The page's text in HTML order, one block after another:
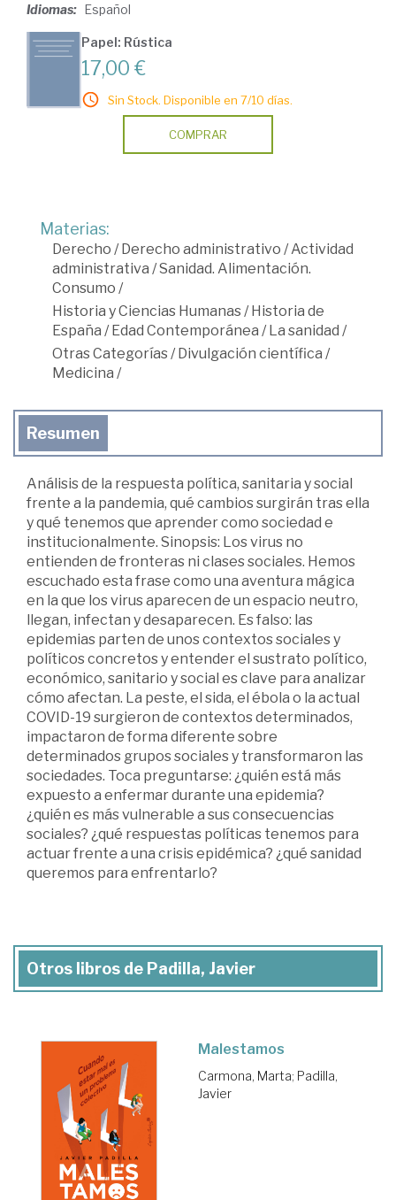
Idiomas: Español
Papel: Rústica
17,00 €
Sin Stock. Disponible en 7/10 días.
COMPRAR
Materias:
Derecho /Derecho administrativo /Actividad
administrativa /Sanidad. Alimentación.
Consumo /
Historia y Ciencias Humanas/Historia de
España /Edad Contemporánea /La sanidad /
Otras Categorías/Divulgación científica /
Medicina /
Resumen
Análisis de la respuesta política, sanitaria y social
frente a la pandemia, qué cambios surgirán tras ella
y qué tenemos que aprender como sociedad e
institucionalmente. Sinopsis: Los virus no
entienden de fronteras ni clases sociales. Hemos
escuchado esta frase como una aventura mágica
en la que los virus aparecen de un espacio neutro,
llegan, infectan y desaparecen. Es falso: las
epidemias parten de unos contextos sociales y
políticos concretos y entender el sustrato político,
económico, sanitario y social es clave para analizar
cómo afectan. La peste, el sida, el ébola o la actual
COVID-19 surgieron de contextos determinados,
impactaron de forma diferente sobre
determinados grupos sociales y transformaron las
sociedades. Toca preguntarse: ¿quién está más
expuesto a enfermar durante una epidemia?
¿quién es más vulnerable a sus consecuencias
sociales? ¿qué respuestas políticas tenemos para
actuar frente a una crisis epidémica? ¿qué sanidad
queremos para enfrentarlo?
Otros libros de Padilla, Javier
Malestamos
Carmona, Marta; Padilla,
Javier